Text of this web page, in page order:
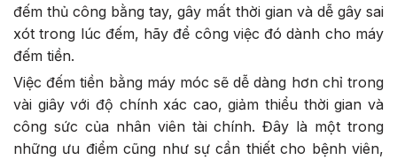
đếm thủ công bằng tay, gây mất thời gian và dễ gây sai
xót trong lúc đếm, hãy để công việc đó dành cho máy
đếm tiền.
Việc đếm tiền bằng máy móc sẽ dễ dàng hơn chỉ trong
vài giây với độ chính xác cao, giảm thiểu thời gian và
công sức của nhân viên tài chính. Đây là một trong
những ưu điểm cũng như sự cần thiết cho bệnh viên,